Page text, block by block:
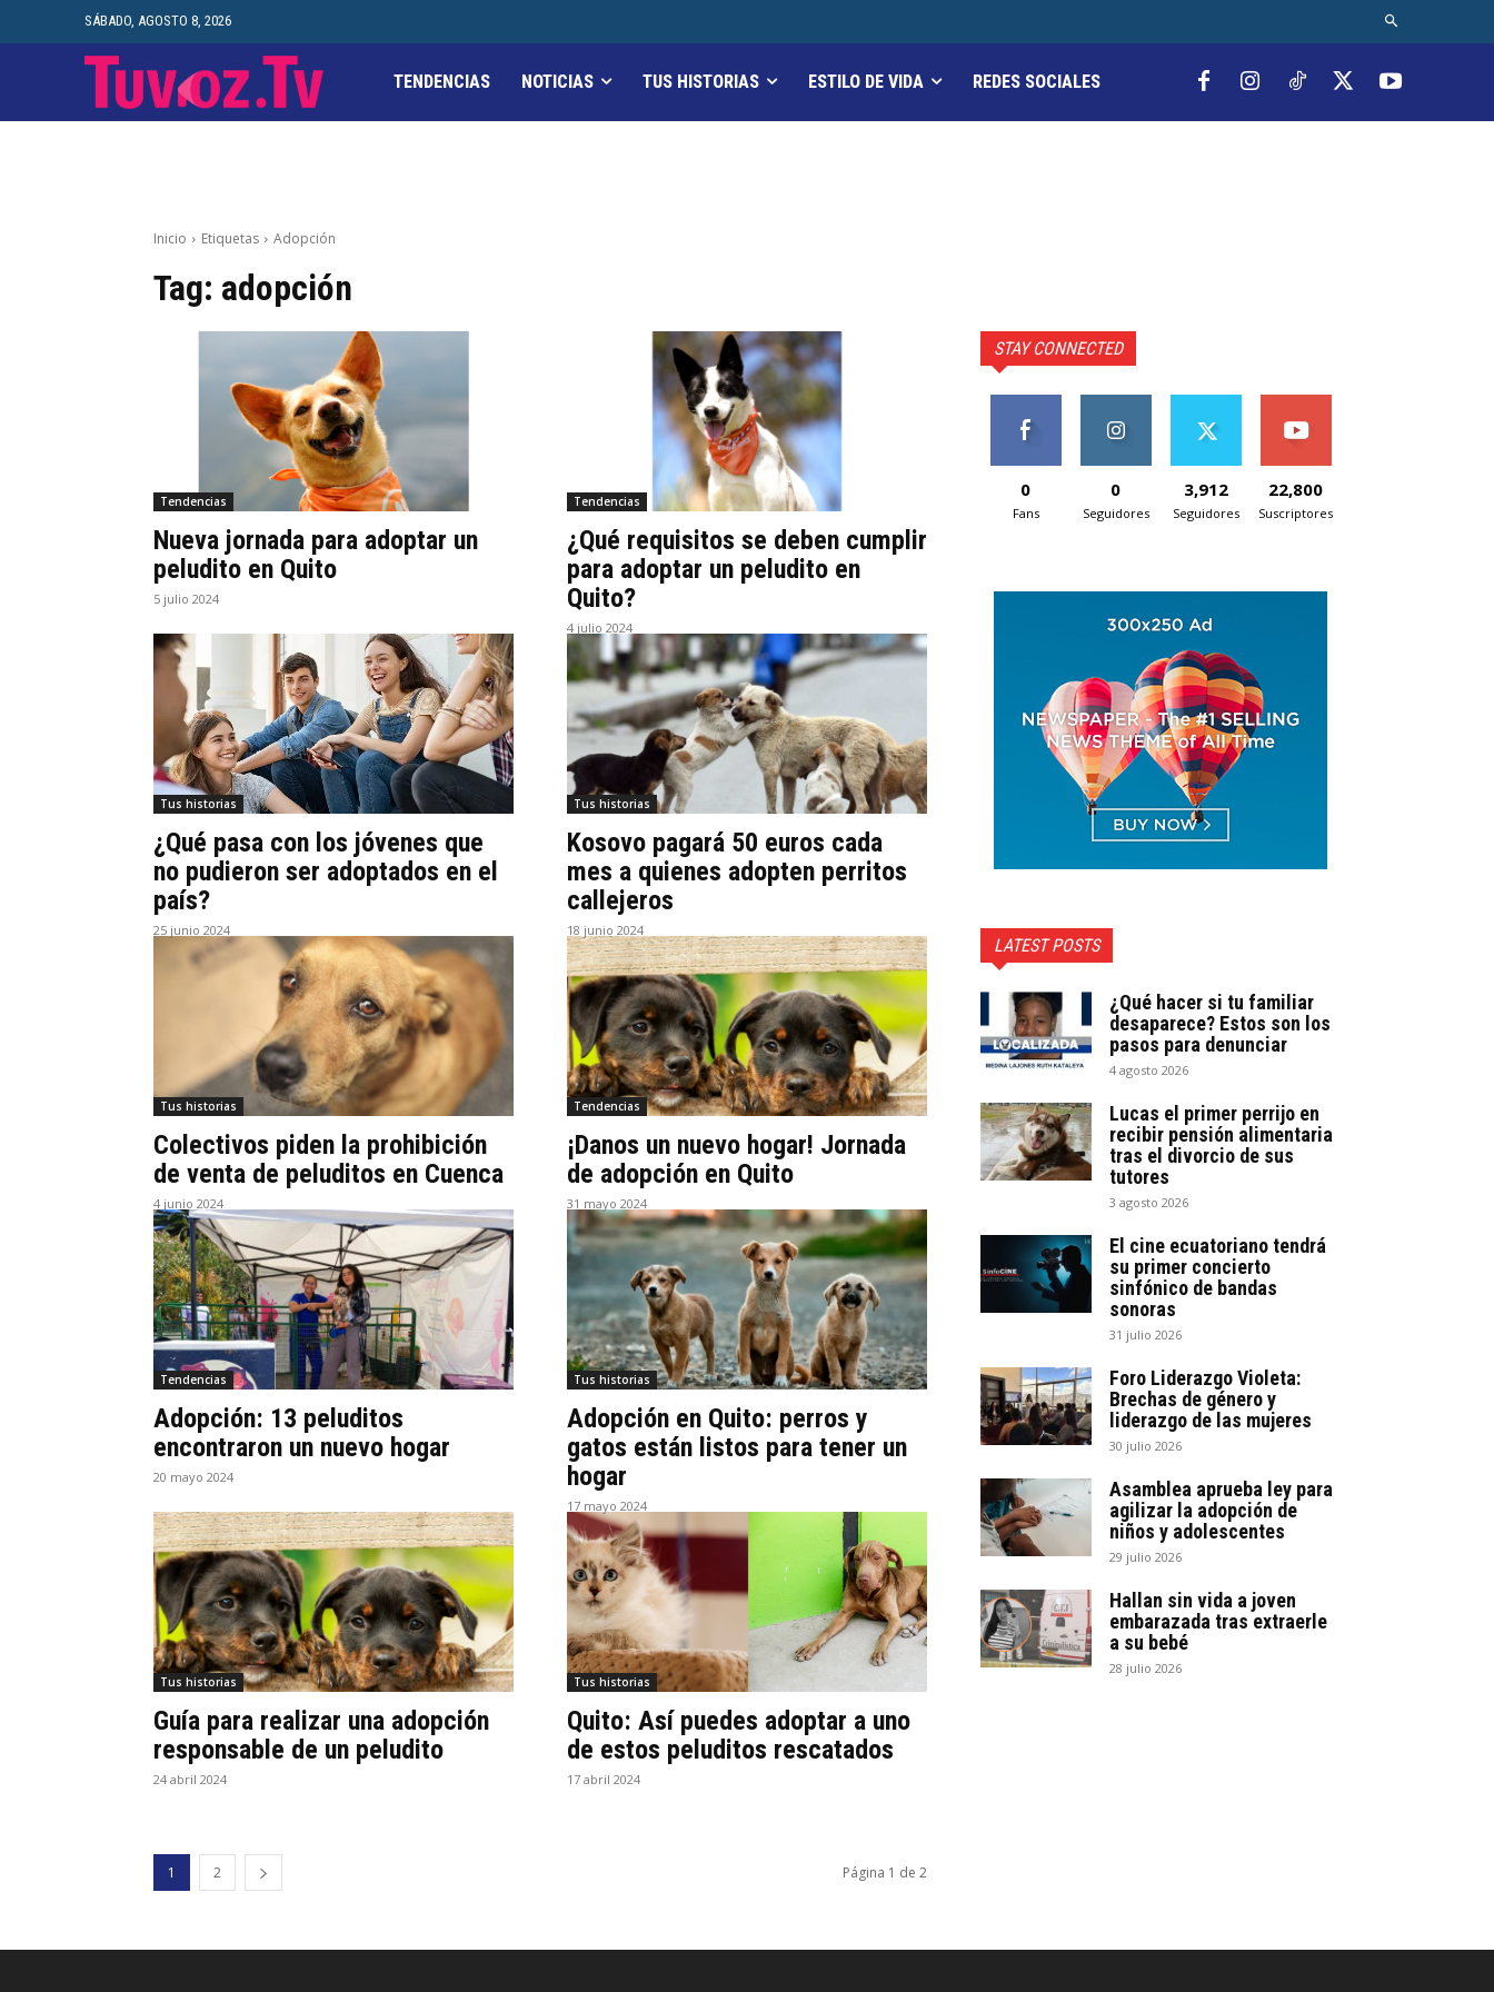
SÁBADO, AGOSTO 8, 2026
TENDENCIAS NOTICIAS TUS HISTORIAS ESTILO DE VIDA REDES SOCIALES
Inicio Etiquetas Adopción
Tag: adopción
Tendencias
Nueva jornada para adoptar un
peludito en Quito
5 julio 2024
Tendencias
¿Qué requisitos se deben cumplir
para adoptar un peludito en
Quito?
4 julio 2024
Tus historias
¿Qué pasa con los jóvenes que
no pudieron ser adoptados en el
país?
25 junio 2024
Tus historias
Kosovo pagará 50 euros cada
mes a quienes adopten perritos
callejeros
18 junio 2024
Tus historias
Colectivos piden la prohibición
de venta de peluditos en Cuenca
4 junio 2024
Tendencias
¡Danos un nuevo hogar! Jornada
de adopción en Quito
31 mayo 2024
Tendencias
Adopción: 13 peluditos
encontraron un nuevo hogar
20 mayo 2024
Tus historias
Adopción en Quito: perros y
gatos están listos para tener un
hogar
17 mayo 2024
Tus historias
Guía para realizar una adopción
responsable de un peludito
24 abril 2024
Tus historias
Quito: Así puedes adoptar a uno
de estos peluditos rescatados
17 abril 2024
1 2 Página 1 de 2
STAY CONNECTED
0
Fans
0
Seguidores
3,912
Seguidores
22,800
Suscriptores
LATEST POSTS
¿Qué hacer si tu familiar
desaparece? Estos son los
pasos para denunciar
4 agosto 2026
Lucas el primer perrijo en
recibir pensión alimentaria
tras el divorcio de sus
tutores
3 agosto 2026
El cine ecuatoriano tendrá
su primer concierto
sinfónico de bandas
sonoras
31 julio 2026
Foro Liderazgo Violeta:
Brechas de género y
liderazgo de las mujeres
30 julio 2026
Asamblea aprueba ley para
agilizar la adopción de
niños y adolescentes
29 julio 2026
Hallan sin vida a joven
embarazada tras extraerle
a su bebé
28 julio 2026